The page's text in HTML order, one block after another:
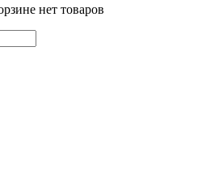
нет товаров